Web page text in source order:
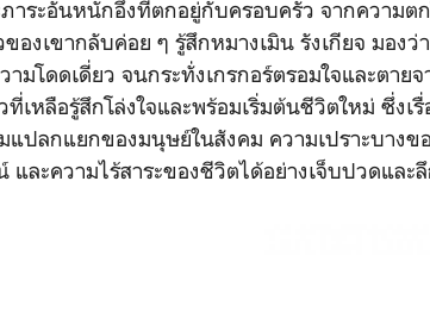
าระอันหนักอึ้งที่ตกอยู่กับครอบครัว จากความต
องเขากลับค่อย ๆ รู้สึกหมางเมิน รังเกียจ มองว่
มโดดเดี่ยว จนกระทั่งเกรกอร์ตรอมใจและตาย
ที่เหลือรู้สึกโล่งใจและพร้อมเริ่มต้นชีวิตใหม่ ซึ่งเ
แปลกแยกของมนุษย์ในสังคม ความเปราะบางข
และความไร้สาระของชีวิตได้อย่างเจ็บปวดและ